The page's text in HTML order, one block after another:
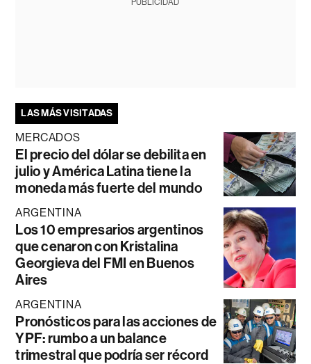
LAS MÁS VISITADAS
MERCADOS
El precio del dólar se debilita en
julio y América Latina tiene la
moneda más fuerte del mundo
ARGENTINA
Los 10 empresarios argentinos
que cenaron con Kristalina
Georgieva del FMI en Buenos
Aires
ARGENTINA
Pronósticos para las acciones de
YPF: rumbo a un balance
trimestral que podría ser récord